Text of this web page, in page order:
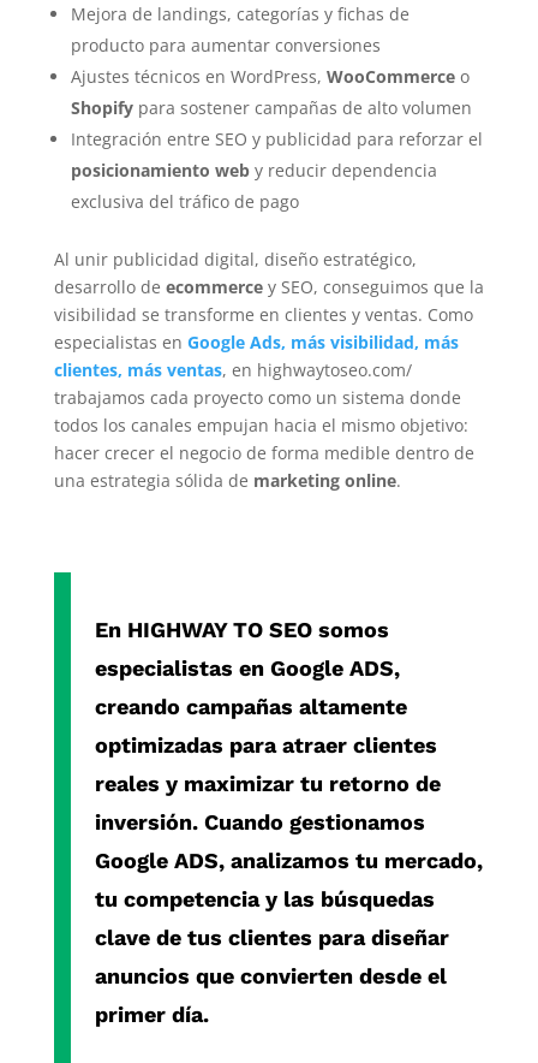
Mejora de landings, categorías y fichas de
producto para aumentar conversiones
Ajustes técnicos en WordPress, WooCommerceo
Shopifypara sostener campañas de alto volumen
Integración entre SEO y publicidad para reforzar el
posicionamiento weby reducir dependencia
exclusiva del tráfico de pago
Al unir publicidad digital, diseño estratégico,
desarrollo de ecommercey SEO, conseguimos que la
visibilidad se transforme en clientes y ventas. Como
especialistas en Google Ads, más visibilidad, más
clientes, más ventas, en highwaytoseo.com/
trabajamos cada proyecto como un sistema donde
todos los canales empujan hacia el mismo objetivo:
hacer crecer el negocio de forma medible dentro de
una estrategia sólida de marketing online.
En HIGHWAY TO SEOsomos
especialistas en Google ADS,
creando campañas altamente
optimizadas para atraer clientes
reales y maximizar tu retorno de
inversión. Cuando gestionamos
Google ADS, analizamos tu mercado,
tu competencia y las búsquedas
clave de tus clientes para diseñar
anuncios que convierten desde el
primer día.